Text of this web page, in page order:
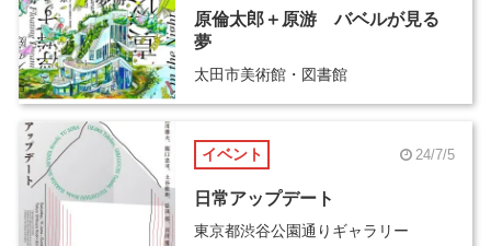
原倫太郎＋原游 バベルが見る
夢
太田市美術館・図書館
イベント 24/7/5
日常アップデート
東京都渋谷公園通りギャラリー